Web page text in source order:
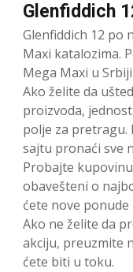
Glenfiddich
Glenfiddich 12 po
Maxi katalozima.
Mega Maxi u
Ako želite da
proizvoda,
polje za pretragu.
sajtu pronaći sve
Probajte
obavešteni o
ćete nove ponude
Ako ne želite da
akciju, preuzmite
ćete biti u toku.